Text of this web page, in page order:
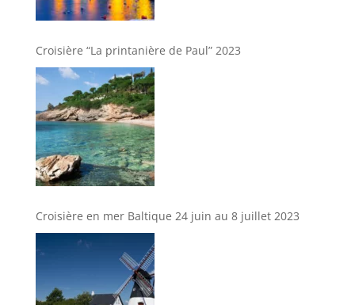
Croisière “La printanière de Paul” 2023
Croisière en mer Baltique 24 juin au 8 juillet 2023